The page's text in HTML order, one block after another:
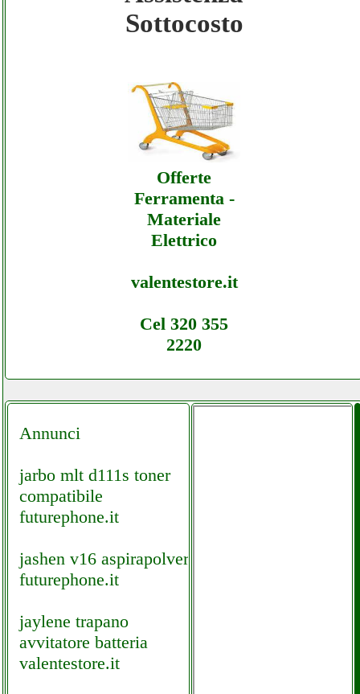
Jepssen - Assistenza Ecommerce Jepssen
Sottocosto
Offerte
Ferramenta -
Materiale
Elettrico
valentestore.it
Cel 320 355
2220
Annunci
jarbo mlt d111s toner
compatibile
futurephone.it
jashen v16 aspirapolvere
futurephone.it
jaylene trapano
avvitatore batteria
valentestore.it